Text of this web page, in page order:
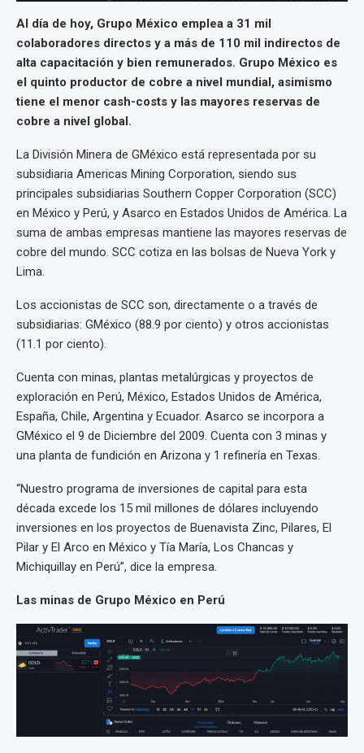
Al día de hoy, Grupo México emplea a 31 mil
colaboradores directos y a más de 110 mil indirectos de
alta capacitación y bien remunerados. Grupo México es
el quinto productor de cobre a nivel mundial, asimismo
tiene el menor cash-costs y las mayores reservas de
cobre a nivel global.
La División Minera de GMéxico está representada por su
subsidiaria Americas Mining Corporation, siendo sus
principales subsidiarias Southern Copper Corporation (SCC)
en México y Perú, y Asarco en Estados Unidos de América. La
suma de ambas empresas mantiene las mayores reservas de
cobre del mundo. SCC cotiza en las bolsas de Nueva York y
Lima.
Los accionistas de SCC son, directamente o a través de
subsidiarias: GMéxico (88.9 por ciento) y otros accionistas
(11.1 por ciento).
Cuenta con minas, plantas metalúrgicas y proyectos de
exploración en Perú, México, Estados Unidos de América,
España, Chile, Argentina y Ecuador. Asarco se incorpora a
GMéxico el 9 de Diciembre del 2009. Cuenta con 3 minas y
una planta de fundición en Arizona y 1 refinería en Texas.
“Nuestro programa de inversiones de capital para esta
década excede los 15 mil millones de dólares incluyendo
inversiones en los proyectos de Buenavista Zinc, Pilares, El
Pilar y El Arco en México y Tía María, Los Chancas y
Michiquillay en Perú”, dice la empresa.
Las minas de Grupo México en Perú